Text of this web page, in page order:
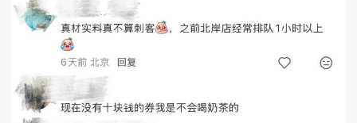
此前蘭誦茶事一款188元的高端奶茶冲上热搜，
网友们吵翻了：这么贵的奶茶到底值不值得喝？不
过，188元只是极端案例，几十元一杯的奶茶已经属
于新茶饮品牌中的高端价格。面对这些价格不菲的奶
茶，消费者是会为口味和体验买单，还是果断转身去